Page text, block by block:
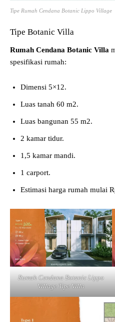
Tipe Rumah Cendana Botanic Lippo Village
Tipe Botanic Villa
Rumah Cendana Botanic Villa
spesifikasi rumah:
Dimensi 5×12.
Luas tanah 60 m2.
Luas bangunan 55 m2.
2 kamar tidur.
1,5 kamar mandi.
1 carport.
Estimasi harga rumah mulai
Rumah Cendana Botanic Lippo
Village Tipe Villa